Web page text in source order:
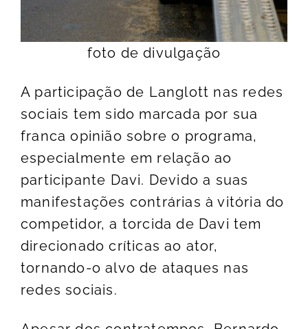
foto de divulgação
A participação de Langlott nas redes
sociais tem sido marcada por sua
franca opinião sobre o programa,
especialmente em relação ao
participante Davi. Devido a suas
manifestações contrárias à vitória do
competidor, a torcida de Davi tem
direcionado críticas ao ator,
tornando-o alvo de ataques nas
redes sociais.